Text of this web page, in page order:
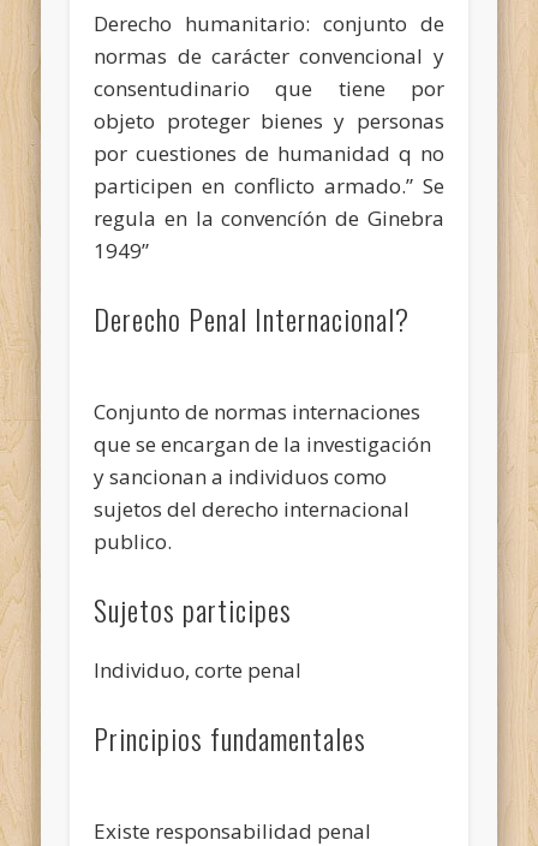
Derecho humanitario: conjunto de
normas de carácter convencional y
consentudinario que tiene por
objeto proteger bienes y personas
por cuestiones de humanidad q no
participen en conflicto armado.” Se
regula en la convencíón de Ginebra
1949”
Derecho Penal Internacional?
Conjunto de normas internaciones
que se encargan de la investigación
y sancionan a individuos como
sujetos del derecho internacional
publico.
Sujetos participes
Individuo, corte penal
Principios fundamentales
Existe responsabilidad penal